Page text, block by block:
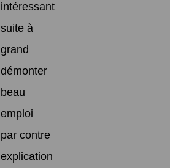
intéressant
suite à
grand
démonter
beau
emploi
par contre
explication